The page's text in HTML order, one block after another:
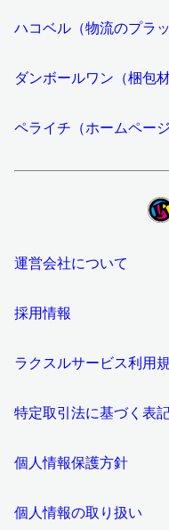
ハコベル（物流のプラ
ダンボールワン（梱包
ペライチ（ホームペー
運営会社について
採用情報
ラクスルサービス利用
特定取引法に基づく表
個人情報保護方針
個人情報の取り扱い